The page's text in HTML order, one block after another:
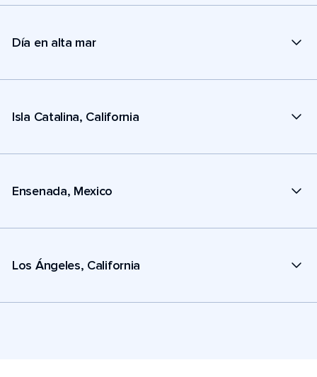
Día en alta mar
Isla Catalina, California
Ensenada, Mexico
Los Ángeles, California